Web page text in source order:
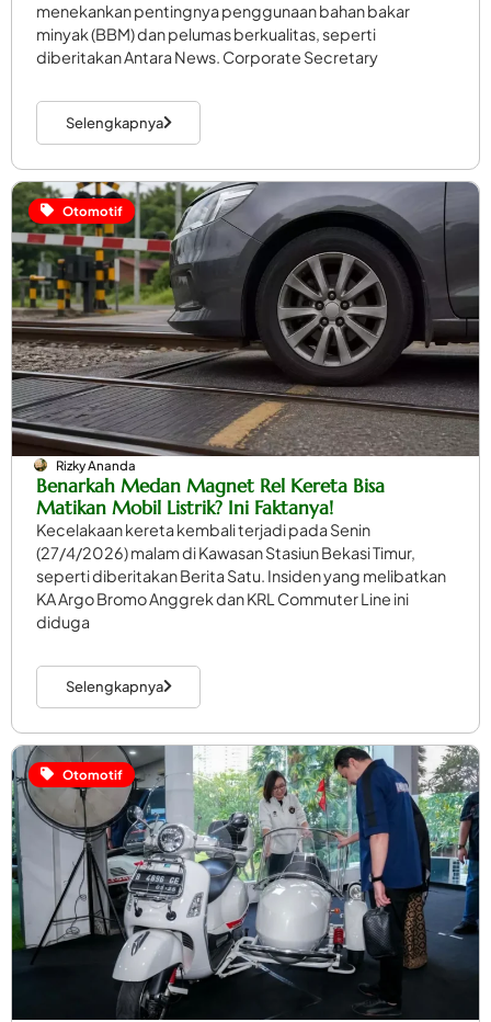
menekankan pentingnya penggunaan bahan bakar
minyak (BBM) dan pelumas berkualitas, seperti
diberitakan Antara News. Corporate Secretary
Selengkapnya
Otomotif
Rizky Ananda
Benarkah Medan Magnet Rel Kereta Bisa
Matikan Mobil Listrik? Ini Faktanya!
Kecelakaan kereta kembali terjadi pada Senin
(27/4/2026) malam di Kawasan Stasiun Bekasi Timur,
seperti diberitakan Berita Satu. Insiden yang melibatkan
KA Argo Bromo Anggrek dan KRL Commuter Line ini
diduga
Selengkapnya
Otomotif